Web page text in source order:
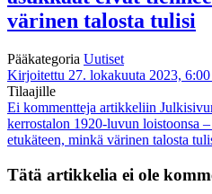
värinen talosta tulisi
Pääkategoria Uutiset
Kirjoitettu 27. lokakuuta 2023, 6:00
Tilaajille
Ei kommentteja artikkeliin
kerrostalon 1920-luvun loistoonsa
etukäteen, minkä värinen talosta
Tätä artikkelia ei ole